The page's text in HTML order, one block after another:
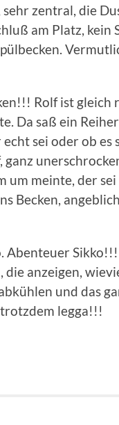
zentral, die
am Platz, kein
Rolf ist gleich
Da saß ein Reiher
sei oder ob es
um meinte, der
Becken,
Abenteuer
die anzeigen,
und das
legga!!!